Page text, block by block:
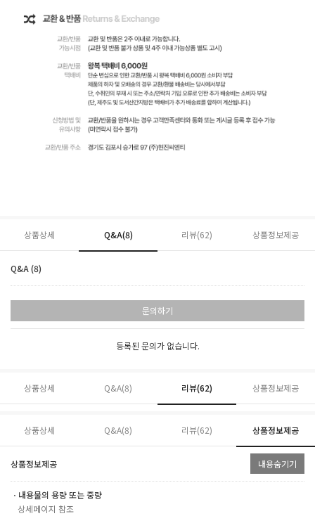
상품상세 Q&A(8) 리뷰(62) 상품정보제공
Q&A (8)
문의하기
등록된 문의가 없습니다.
상품상세 Q&A(8) 리뷰(62) 상품정보제공
상품상세 Q&A(8) 리뷰(62) 상품정보제공
상품정보제공 내용숨기기
ㆍ내용물의 용량 또는 중량
상세페이지 참조